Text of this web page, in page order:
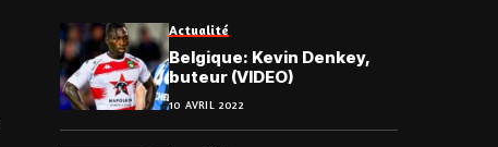
Actualité
Belgique: Kevin Denkey,
buteur (VIDEO)
10 AVRIL 2022